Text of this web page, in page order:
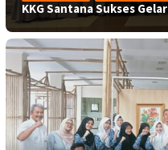
KKG Santana Sukses